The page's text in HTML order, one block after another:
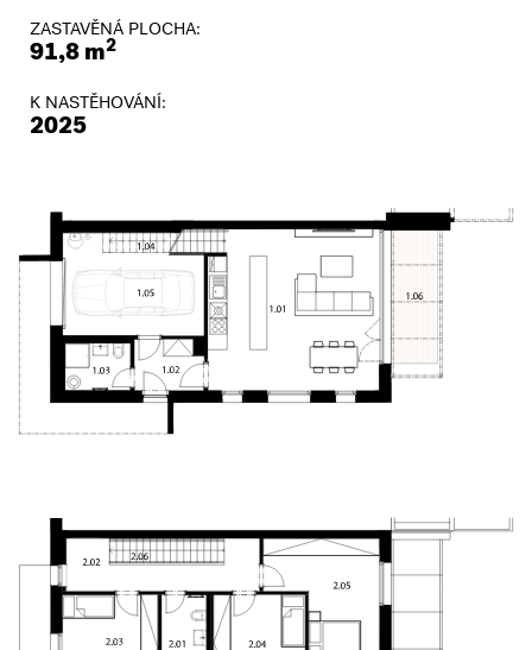
ZASTAVĚNÁ PLOCHA:
91,8 m2
K NASTĚHOVÁNÍ:
2025